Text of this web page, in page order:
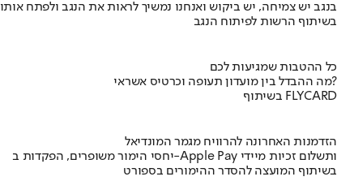
בנגב יש צמיחה, יש ביקוש ואנחנו נמשיך לראות את הנגב ולפתח אותו
בשיתוף הרשות לפיתוח הנגב
כל ההטבות שמגיעות לכם
מה ההבדל בין מועדון תעופה וכרטיס אשראי?
בשיתוף FLYCARD
הזדמנות האחרונה להרוויח מגמר המונדיאל
יחסי הימור משופרים, הפקדות ב-Apple Pay ותשלום זכיות מיידי
בשיתוף המועצה להסדר ההימורים בספורט